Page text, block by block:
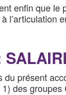
enfin que le
l’articulation
du présent
des groupes